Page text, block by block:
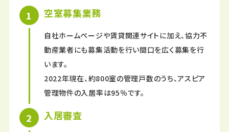
空室募集業務
自社ホームページや賃貸関連サイトに加え、協力不
動産業者にも募集活動を行い間口を広く募集を行
います。
2022年現在、約800室の管理戸数のうち、アスピア
管理物件の入居率は95％です。
入居審査